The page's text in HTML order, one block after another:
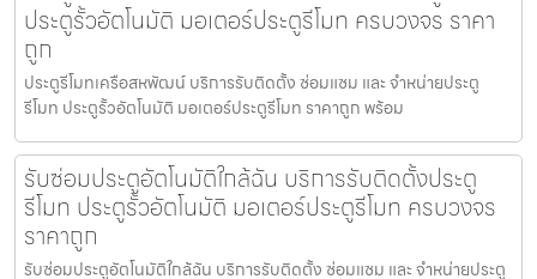
ประตูรั้วอัตโนมัติ มอเตอร์ประตูรีโมท ครบวงจร ราคา
ถูก
ประตูรีโมทเครือสหพัฒน์ บริการรับติดตั้ง ซ่อมแซม และ จำหน่ายประตู
รีโมท ประตูรั้วอัตโนมัติ มอเตอร์ประตูรีโมท ราคาถูก พร้อม
รับซ่อมประตูอัตโนมัติใกล้ฉัน บริการรับติดตั้งประตู
รีโมท ประตูรั้วอัตโนมัติ มอเตอร์ประตูรีโมท ครบวงจร
ราคาถูก
รับซ่อมประตูอัตโนมัติใกล้ฉัน บริการรับติดตั้ง ซ่อมแซม และ จำหน่ายประตู